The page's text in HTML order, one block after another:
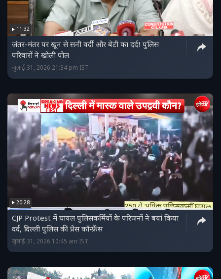
11:32
जंतर-मंतर पर खून से सनी वर्दी और बेटी का दर्द! पुलिस
परिवारों ने खोली पोल
जुलाई 31, 2026 21:34 pm IST
20:28
CJP Protest में घायल पुलिसकर्मियों के परिजनों ने बयां किया
दर्द, दिल्ली पुलिस की प्रेस कॉन्फ्रेंस
जुलाई 31, 2026 10:45 am IST